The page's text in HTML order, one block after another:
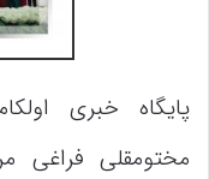
پایگاه خبری
مختومقلی فراغی